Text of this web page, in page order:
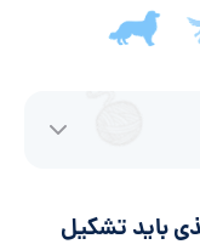
باید تشکیل